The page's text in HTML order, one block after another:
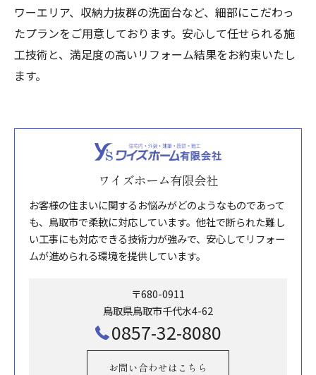
ワーエリア、収納力抜群の洗面台など、細部にこだわっ
たプランをご用意しております。安心して任せられる施
工技術と、満足度の高いリフォーム結果をお約束いたし
ます。
ワイズホーム有限会社
お客様の住まいに関するお悩みがどのようなものであって
も、鳥取市で柔軟に対応しています。他社で断られた難し
い工事にも対応できる技術力が強みで、安心してリフォー
ムが進められる環境を提供しています。
〒680-0911
鳥取県鳥取市千代水4-62
0857-32-8080
お問い合わせはこちら